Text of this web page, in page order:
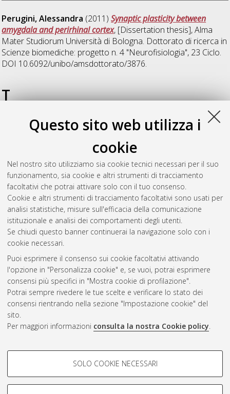
Questo sito web utilizza i
cookie
Nel nostro sito utilizziamo sia cookie tecnici necessari per il suo
funzionamento, sia cookie e altri strumenti di tracciamento
facoltativi che potrai attivare solo con il tuo consenso.
Cookie e altri strumenti di tracciamento facoltativi sono usati per
analisi statistiche, misure sull'efficacia della comunicazione
istituzionale e analisi dei comportamenti degli utenti.
Se chiudi questo banner continuerai la navigazione solo con i
cookie necessari.
Puoi esprimere il consenso sui cookie facoltativi attivando
l'opzione in "Personalizza cookie" e, se vuoi, potrai esprimere
consensi più specifici in "Mostra cookie di profilazione".
Potrai sempre rivedere le tue scelte e verificare lo stato dei
consensi rientrando nella sezione "Impostazione cookie" del
sito.
Per maggiori informazioni consulta la nostra Cookie policy.
COOKIE DI PROFILAZIONE -
Si tratta di cookie utilizzati per analizzare le caratteristiche della
SOLO COOKIE NECESSARI
Perugini, Alessandra (2011)Synaptic plasticity between
amygdala and perirhinal cortex, [Dissertation thesis], Alma
Mater Studiorum Università di Bologna. Dottorato di ricerca in
Scienze biomediche: progetto n. 4 "Neurofisiologia", 23 Ciclo.
DOI 10.6092/unibo/amsdottorato/3876.
T
Tamagnini, Francesco(2011)Role of nitric oxide and
endocannabinoids in synaptic plasticity in the perirhinal cortex
and in visual recognition memory, [Dissertation thesis], Alma
Mater Studiorum Università di Bologna. Dottorato di ricerca in
Scienze biomediche: progetto n. 4 "Neurofisiologia" , 23 Ciclo.
DOI 10.6092/unibo/amsdottorato/3926.
Questa lista e' stata generata ilSat Aug 8 20:41:22 2026
Atom
Rss 1.0
Rss 2.0
ISSN: 2038-7946
Impostazioni Cookie
Informativa sulla privacy
Condizioni d’uso del sito